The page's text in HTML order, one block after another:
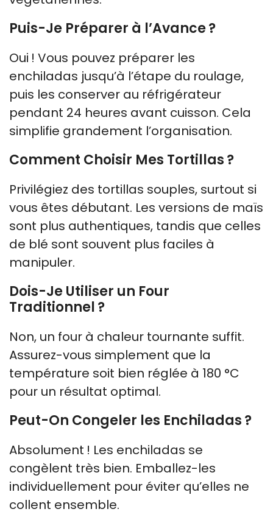
Puis-Je Préparer à l’Avance ?
Oui ! Vous pouvez préparer les
enchiladas jusqu’à l’étape du roulage,
puis les conserver au réfrigérateur
pendant 24 heures avant cuisson. Cela
simplifie grandement l’organisation.
Comment Choisir Mes Tortillas ?
Privilégiez des tortillas souples, surtout si
vous êtes débutant. Les versions de maïs
sont plus authentiques, tandis que celles
de blé sont souvent plus faciles à
manipuler.
Dois-Je Utiliser un Four
Traditionnel ?
Non, un four à chaleur tournante suffit.
Assurez-vous simplement que la
température soit bien réglée à 180 °C
pour un résultat optimal.
Peut-On Congeler les Enchiladas ?
Absolument ! Les enchiladas se
congèlent très bien. Emballez-les
individuellement pour éviter qu’elles ne
collent ensemble.